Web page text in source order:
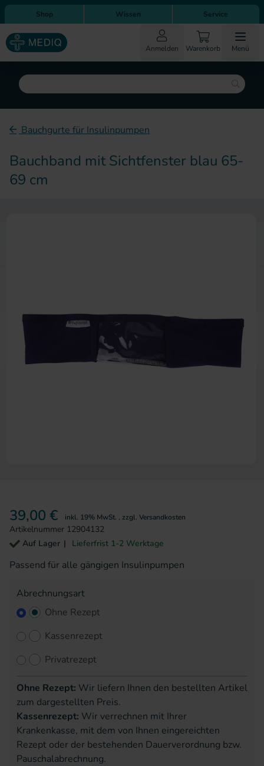
Direkt zum Inhalt
Direkt zur Hauptnavigation
Shop Wissen Service
Anmelden Warenkorb Menü
Suche
Bauchgurte für Insulinpumpen
Bauchband mit Sichtfenster blau 65-
69 cm
39,00 € inkl. 19% MwSt. , zzgl. Versandkosten
Artikelnummer 12904132
Auf Lager
Lieferfrist 1-2 Werktage
Passend für alle gängigen Insulinpumpen
Abrechnungsart
Ohne Rezept
Kassenrezept
Privatrezept
Ohne Rezept: Wir liefern Ihnen den bestellten Artikel
zum dargestellten Preis.
Kassenrezept: Wir verrechnen mit Ihrer
Krankenkasse, mit dem von Ihnen eingereichten
Rezept oder der bestehenden Dauerverordnung bzw.
Pauschalabrechnung.